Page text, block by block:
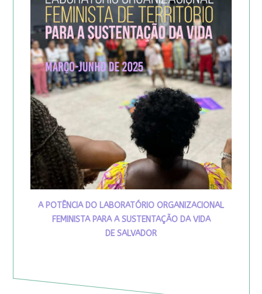
A POTÊNCIA DO LABORATÓRIO ORGANIZACIONAL
FEMINISTA PARA A SUSTENTAÇÃO DA VIDA
DE SALVADOR